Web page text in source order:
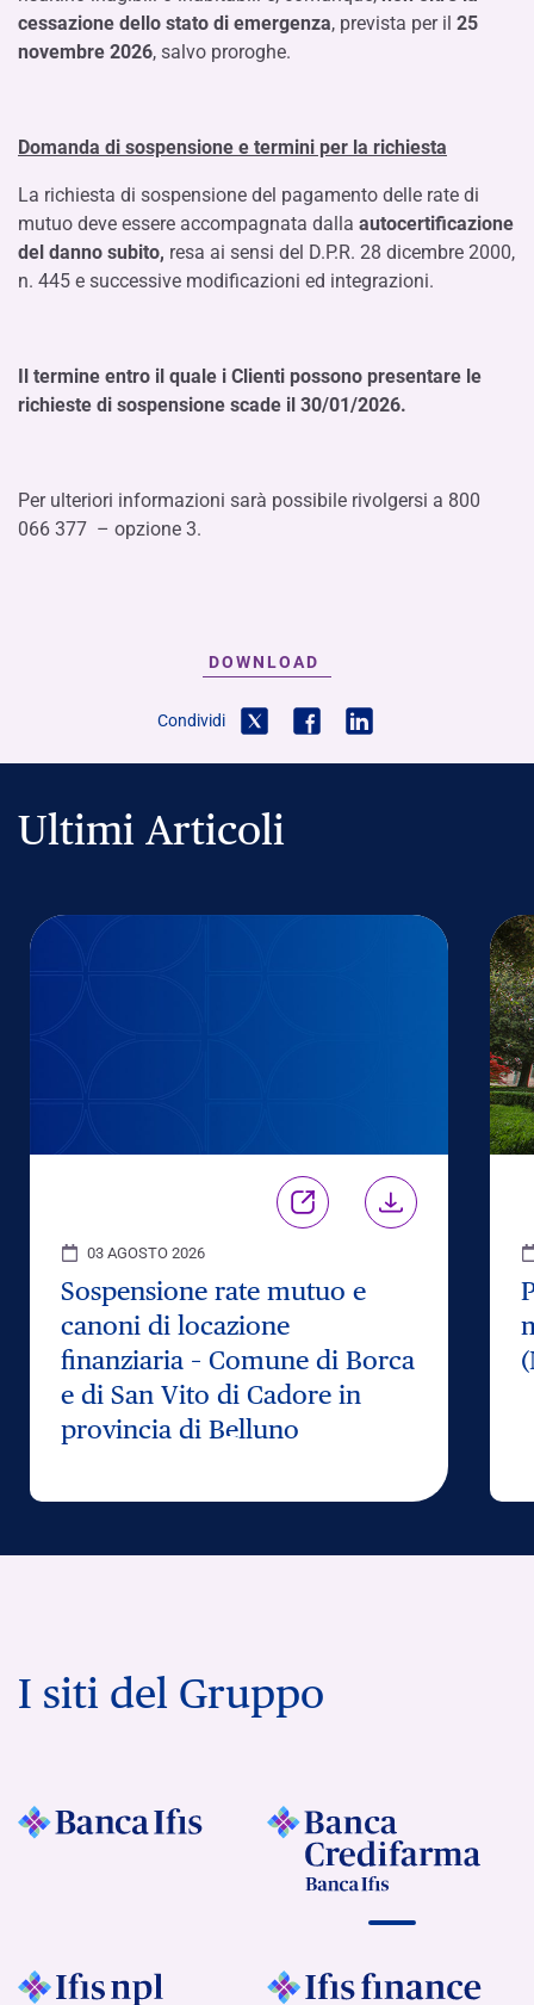
cessazione dello stato di emergenza, prevista per il 25
novembre 2026, salvo proroghe.
Domanda di sospensione e termini per la richiesta
La richiesta di sospensione del pagamento delle rate di
mutuo deve essere accompagnata dalla autocertificazione
del danno subito, resa ai sensi del D.P.R. 28 dicembre 2000,
n. 445 e successive modificazioni ed integrazioni.
Il termine entro il quale i Clienti possono presentare le
richieste di sospensione scade il 30/01/2026.
Per ulteriori informazioni sarà possibile rivolgersi a 800
066 377 – opzione 3.
DOWNLOAD
Condividi
Ultimi Articoli
03 AGOSTO 2026
Sospensione rate mutuo e
canoni di locazione
finanziaria – Comune di Borca
e di San Vito di Cadore in
provincia di Belluno
I siti del Gruppo